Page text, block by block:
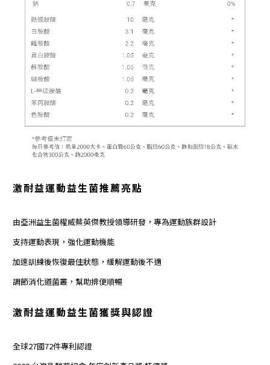
激耐益運動益生菌推薦亮點
由亞洲益生菌權威蔡英傑教授領導研發，專為運動族群設計
支持運動表現，強化運動機能
加速訓練後恢復最佳狀態，緩解運動後不適
調節消化道菌叢，幫助排便順暢
激耐益運動益生菌獲獎與認證
全球27國72件專利認證